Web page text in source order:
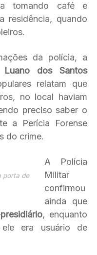
tomando café e
residência, quando
da polícia, a
Luano dos Santos
relatam que
no local haviam
preciso saber o
a Perícia Forense
do crime.
porta de
A Polícia
Militar
confirmou
ainda que
, enquanto
ele era usuário de